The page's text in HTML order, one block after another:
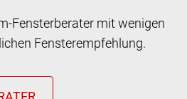
Fensterberater mit wenigen
Fensterempfehlung.